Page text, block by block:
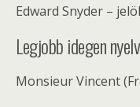
Edward Snyder –
Legjobb idegen
Monsieur Vincent